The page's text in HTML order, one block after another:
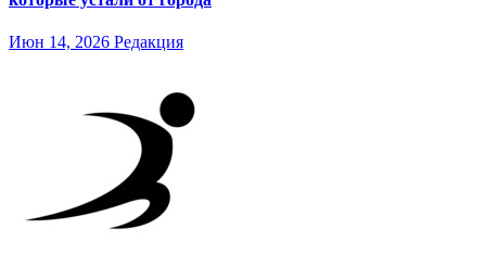
Июн 14, 2026 Редакция